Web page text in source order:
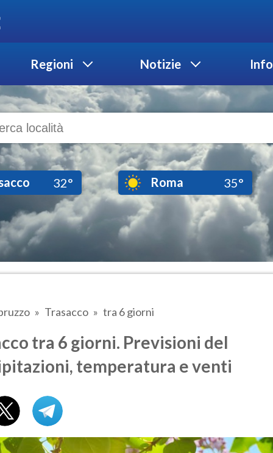
Regioni Notizie Info
32° Roma 35°
Trasacco tra 6 giorni
tra 6 giorni. Previsioni del
temperatura e venti